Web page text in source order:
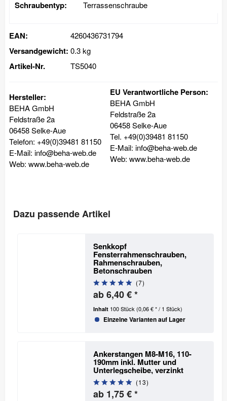
Schraubentyp: Terrassenschraube
EAN: 4260436731794
Versandgewicht: 0.3 kg
Artikel-Nr. TS5040
Hersteller:
BEHA GmbH
Feldstraße 2a
06458 Selke-Aue
Telefon: +49(0)39481 81150
E-Mail: info@beha-web.de
Web: www.beha-web.de
EU Verantwortliche Person:
BEHA GmbH
Feldstraße 2a
06458 Selke-Aue
Tel. +49(0)39481 81150
E-Mail: info@beha-web.de
Web: www.beha-web.de
Dazu passende Artikel
Senkkopf
Fensterrahmenschrauben,
Rahmenschrauben,
Betonschrauben
(7)
ab 6,40 € *
Inhalt 100 Stück (0,06 € * / 1 Stück)
Einzelne Varianten auf Lager
Ankerstangen M8-M16, 110-
190mm inkl. Mutter und
Unterlegscheibe, verzinkt
(13)
ab 1,75 € *